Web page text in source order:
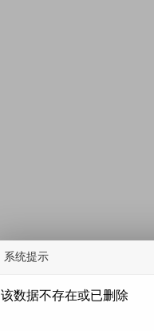
系统提示
该数据不存在或已删除